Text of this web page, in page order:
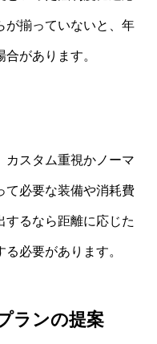
が揃っていないと、年
があります。
カスタム重視かノーマ
て必要な装備や消耗費
するなら距離に応じた
必要があります。
ランの提案